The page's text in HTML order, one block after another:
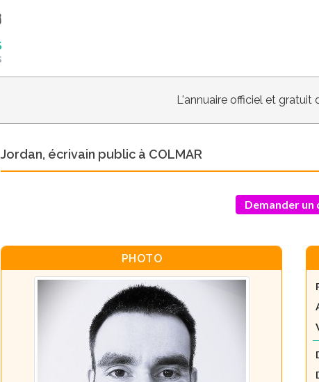
L'annuaire officiel et gratuit
Jordan, écrivain public à COLMAR
Demander un
PHOTO